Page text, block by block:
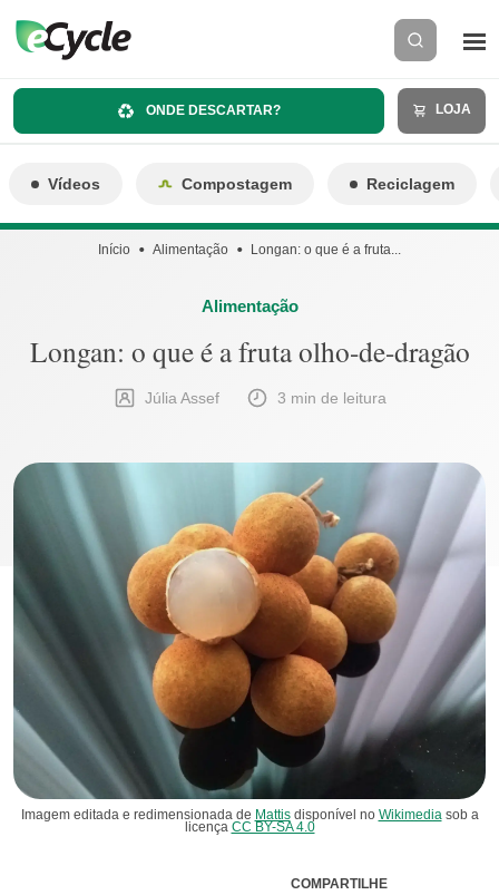
ONDE DESCARTAR? LOJA
Vídeos Compostagem Reciclagem
Início Alimentação Longan: o que é a fruta...
Alimentação
Longan: o que é a fruta olho-de-dragão
Júlia Assef 3 min de leitura
Imagem editada e redimensionada de Mattisdisponível no Wikimedia sob a
licença CC BY-SA 4.0
COMPARTILHE